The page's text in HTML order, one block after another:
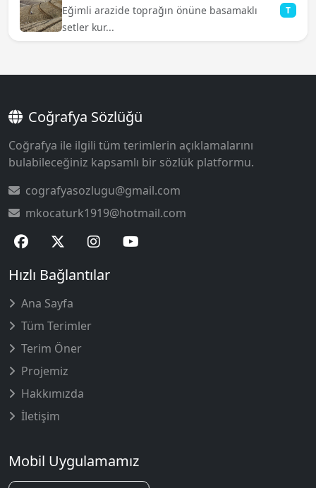
Eğimli arazide toprağın önüne basamaklı
setler kur...
T
Coğrafya Sözlüğü
Coğrafya ile ilgili tüm terimlerin açıklamalarını
bulabileceğiniz kapsamlı bir sözlük platformu.
cografyasozlugu@gmail.com
mkocaturk1919@hotmail.com
Hızlı Bağlantılar
Ana Sayfa
Tüm Terimler
Terim Öner
Projemiz
Hakkımızda
İletişim
Mobil Uygulamamız